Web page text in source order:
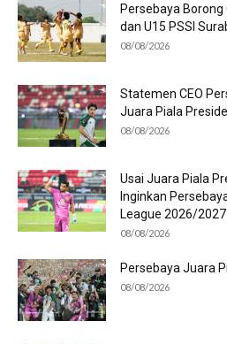
Persebaya Borong
dan U15 PSSI
08/08/2026
Statemen CEO
Juara Piala
08/08/2026
Usai Juara Piala
Inginkan
League 2026/2027
08/08/2026
Persebaya Juara
08/08/2026